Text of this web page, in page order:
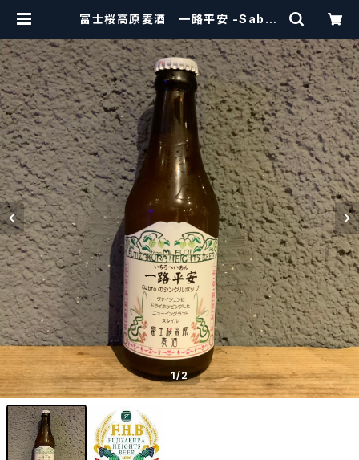
富士桜高原麦酒 一路平安 -Sabro
【クラフトビール】 | craftbeerscis
sors
1/2